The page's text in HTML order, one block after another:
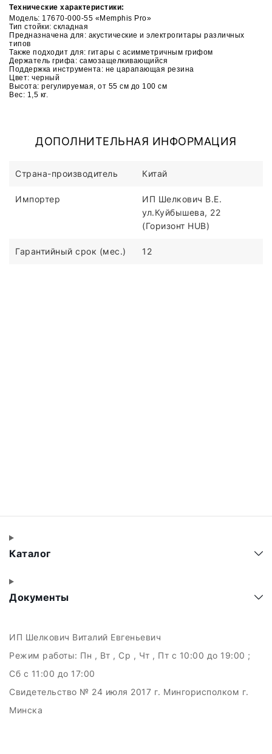
Технические характеристики:
Модель: 17670-000-55 «Memphis Pro»
Тип стойки: складная
Предназначена для: акустические и электрогитары различных
типов
Также подходит для: гитары с асимметричным грифом
Держатель грифа: самозащелкивающийся
Поддержка инструмента: не царапающая резина
Цвет: черный
Высота: регулируемая, от 55 см до 100 см
Вес: 1,5 кг.
ДОПОЛНИТЕЛЬНАЯ ИНФОРМАЦИЯ
Страна-производитель Китай
Импортер
ИП Шелкович В.Е.
ул.Куйбышева, 22
(Горизонт HUB)
Гарантийный срок (мес.) 12
Каталог
Документы
ИП Шелкович Виталий Евгеньевич
Режим работы: Пн , Вт , Ср , Чт , Пт c 10:00 до 19:00 ;
Сб c 11:00 до 17:00
Свидетельство № 24 июля 2017 г. Мингорисполком г.
Минска